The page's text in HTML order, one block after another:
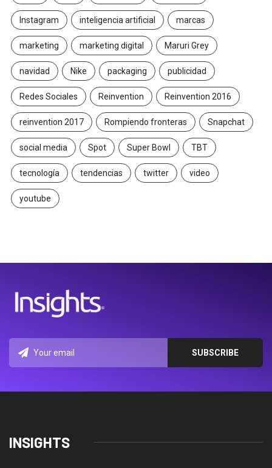
Instagram inteligencia artificial marcas
marketing marketing digital Maruri Grey
navidad Nike packaging publicidad
Redes Sociales Reinvention Reinvention 2016
reinvention 2017 Rompiendo fronteras Snapchat
social media Spot Super Bowl TBT
tecnología tendencias twitter video
youtube
INSIGHTS